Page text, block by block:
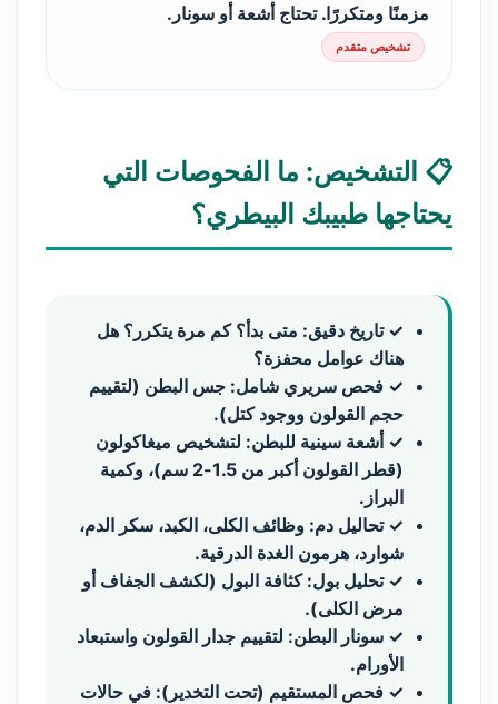
مزمنًا ومتكررًا. تحتاج أشعة أو سونار.
تشخيص متقدم
📋 التشخيص: ما الفحوصات التي
يحتاجها طبيبك البيطري؟
✓ تاريخ دقيق: متى بدأ؟ كم مرة يتكرر؟ هل
هناك عوامل محفزة؟
✓ فحص سريري شامل: جس البطن (لتقييم
حجم القولون ووجود كتل).
✓ أشعة سينية للبطن: لتشخيص ميغاكولون
(قطر القولون أكبر من 1.5-2 سم)، وكمية
البراز.
✓ تحاليل دم: وظائف الكلى، الكبد، سكر الدم،
شوارد، هرمون الغدة الدرقية.
✓ تحليل بول: كثافة البول (لكشف الجفاف أو
مرض الكلى).
✓ سونار البطن: لتقييم جدار القولون واستبعاد
الأورام.
✓ فحص المستقيم (تحت التخدير): في حالات